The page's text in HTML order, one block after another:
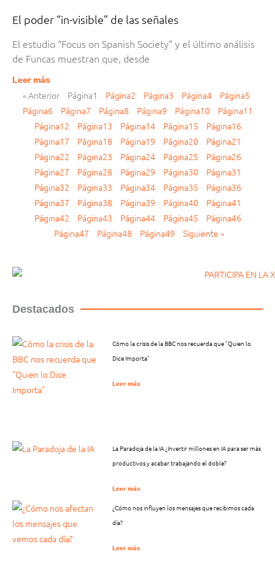
El poder “in-visible” de las señales
El estudio “Focus on Spanish Society” y el último análisis
de Funcas muestran que, desde
Leer más
« Anterior Página1 Página2 Página3 Página4 Página5
Página6 Página7 Página8 Página9 Página10 Página11
Página12 Página13 Página14 Página15 Página16
Página17 Página18 Página19 Página20 Página21
Página22 Página23 Página24 Página25 Página26
Página27 Página28 Página29 Página30 Página31
Página32 Página33 Página34 Página35 Página36
Página37 Página38 Página39 Página40 Página41
Página42 Página43 Página44 Página45 Página46
Página47 Página48 Página49 Siguiente »
Destacados
Cómo la crisis de la BBC nos recuerda que “Quien lo
Dice Importa”
Leer más
La Paradoja de la IA ¿Invertir millones en IA para ser más
productivos y acabar trabajando el doble?
Leer más
¿Cómo nos influyen los mensajes que recibimos cada
día?
Leer más